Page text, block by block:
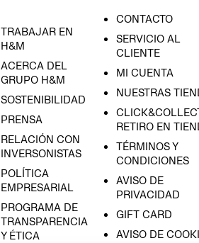
TRABAJAR EN
H&M
ACERCA DEL
GRUPO H&M
SOSTENIBILIDAD
PRENSA
RELACIÓN CON
INVERSONISTAS
POLÍTICA
EMPRESARIAL
PROGRAMA DE
TRANSPARENCIA
Y ÉTICA
CONTACTO
SERVICIO AL
CLIENTE
MI CUENTA
NUESTRAS
RETIRO EN
TÉRMINOS Y
CONDICIONES
AVISO DE
PRIVACIDAD
GIFT CARD
AVISO DE